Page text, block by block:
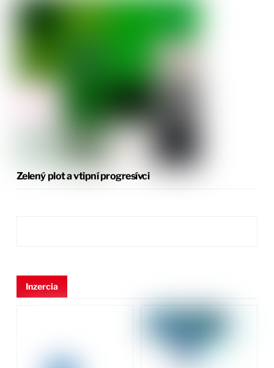
Zelený plot a vtipní progresívci
Inzercia